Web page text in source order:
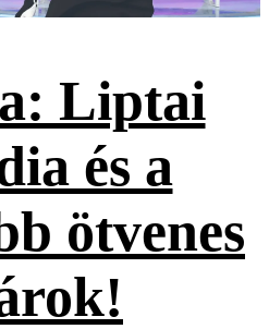
Liptai
és a
ötvenes